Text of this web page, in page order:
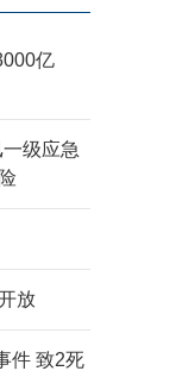
亿
级应急
放
件 致2死